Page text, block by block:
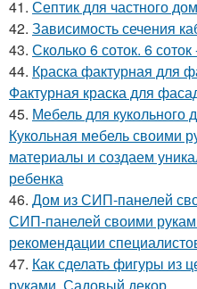
41. Септик для частного
42. Зависимость сечения
43. Сколько 6 соток. 6
44. Краска фактурная для
Фактурная краска для
45. Мебель для кукольного
Кукольная мебель своими
материалы и создаем
ребенка
46. Дом из СИП-панелей
СИП-панелей своими
рекомендации
47. Как сделать фигуры из
руками. Садовый декор